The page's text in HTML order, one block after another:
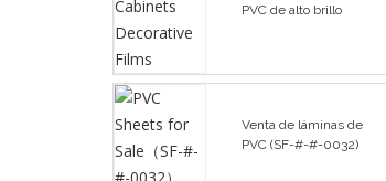
PVC de alto brillo
Venta de láminas de
PVC (SF-#-#-0032)